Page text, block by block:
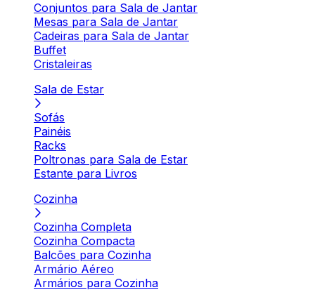
Conjuntos para Sala de Jantar
Mesas para Sala de Jantar
Cadeiras para Sala de Jantar
Buffet
Cristaleiras
Sala de Estar
Sofás
Painéis
Racks
Poltronas para Sala de Estar
Estante para Livros
Cozinha
Cozinha Completa
Cozinha Compacta
Balcões para Cozinha
Armário Aéreo
Armários para Cozinha